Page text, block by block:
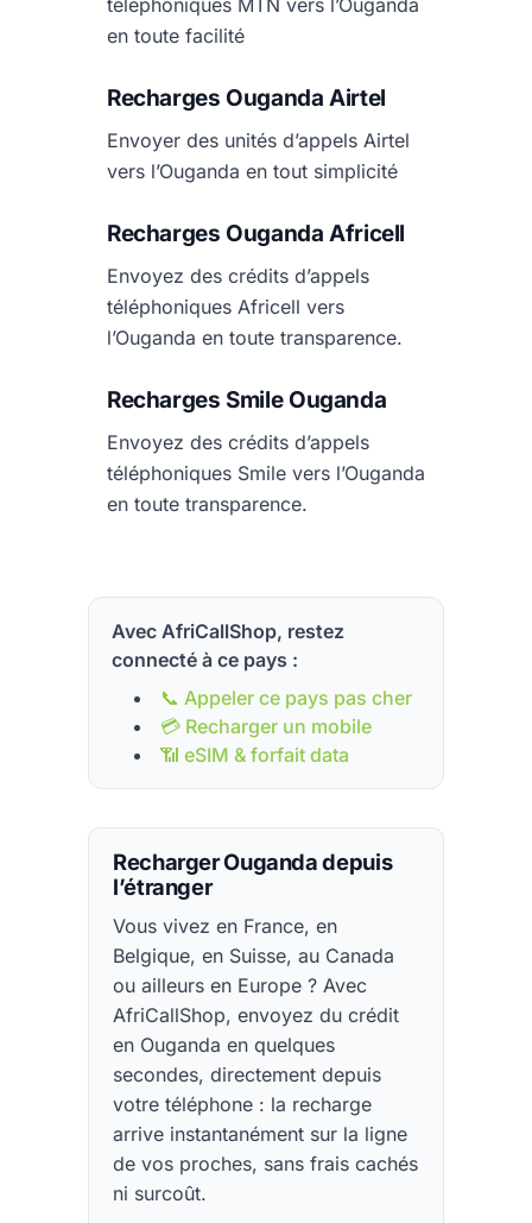
en toute facilité
Recharges Ouganda Airtel
Envoyer des unités d’appels Airtel
vers l’Ouganda en tout simplicité
Recharges Ouganda Africell
Envoyez des crédits d’appels
téléphoniques Africell vers
l’Ouganda en toute transparence.
Recharges Smile Ouganda
Envoyez des crédits d’appels
téléphoniques Smile vers l’Ouganda
en toute transparence.
Avec AfriCallShop, restez
connecté à ce pays :
📞 Appeler ce pays pas cher
💳 Recharger un mobile
📶 eSIM & forfait data
Recharger Ouganda depuis
l’étranger
Vous vivez en France, en
Belgique, en Suisse, au Canada
ou ailleurs en Europe ? Avec
AfriCallShop, envoyez du crédit
en Ouganda en quelques
secondes, directement depuis
votre téléphone : la recharge
arrive instantanément sur la ligne
de vos proches, sans frais cachés
ni surcoût.